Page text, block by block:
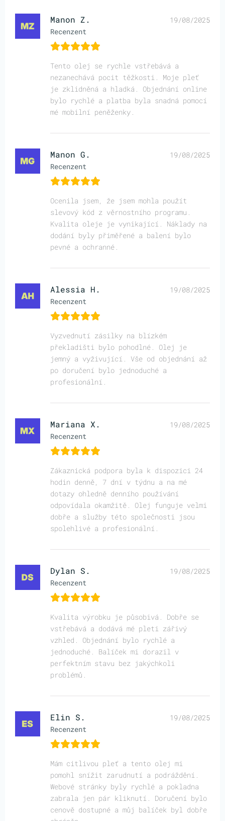
Manon Z.
Recenzent
19/08/2025
Tento olej se rychle vstřebává a
nezanechává pocit těžkosti. Moje pleť
je zklidněná a hladká. Objednání online
bylo rychlé a platba byla snadná pomocí
mé mobilní peněženky.
Manon G.
Recenzent
19/08/2025
Ocenila jsem, že jsem mohla použít
slevový kód z věrnostního programu.
Kvalita oleje je vynikající. Náklady na
dodání byly přiměřené a balení bylo
pevné a ochranné.
Alessia H.
Recenzent
19/08/2025
Vyzvednutí zásilky na blízkém
překladišti bylo pohodlné. Olej je
jemný a vyživující. Vše od objednání až
po doručení bylo jednoduché a
profesionální.
Mariana X.
Recenzent
19/08/2025
Zákaznická podpora byla k dispozici 24
hodin denně, 7 dní v týdnu a na mé
dotazy ohledně denního používání
odpovídala okamžitě. Olej funguje velmi
dobře a služby této společnosti jsou
spolehlivé a profesionální.
Dylan S.
Recenzent
19/08/2025
Kvalita výrobku je působivá. Dobře se
vstřebává a dodává mé pleti zářivý
vzhled. Objednání bylo rychlé a
jednoduché. Balíček mi dorazil v
perfektním stavu bez jakýchkoli
problémů.
Elin S.
Recenzent
19/08/2025
Mám citlivou pleť a tento olej mi
pomohl snížit zarudnutí a podráždění.
Webové stránky byly rychlé a pokladna
zabrala jen pár kliknutí. Doručení bylo
cenově dostupné a můj balíček byl dobře